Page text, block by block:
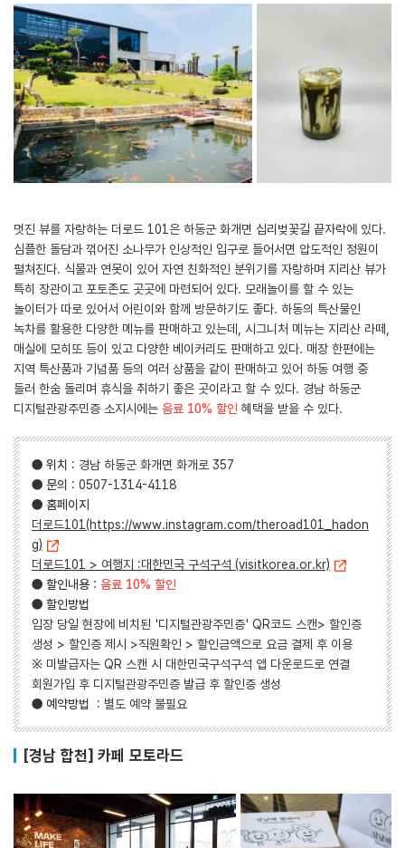
멋진 뷰를 자랑하는 더로드 101은 하동군 화개면 십리벚꽃길 끝자락에 있다.
심플한 돌담과 꺾어진 소나무가 인상적인 입구로 들어서면 압도적인 정원이
펼쳐진다. 식물과 연못이 있어 자연 친화적인 분위기를 자랑하며 지리산 뷰가
특히 장관이고 포토존도 곳곳에 마련되어 있다. 모래놀이를 할 수 있는
놀이터가 따로 있어서 어린이와 함께 방문하기도 좋다. 하동의 특산물인
녹차를 활용한 다양한 메뉴를 판매하고 있는데, 시그니처 메뉴는 지리산 라떼,
매실에 모히또 등이 있고 다양한 베이커리도 판매하고 있다. 매장 한편에는
지역 특산품과 기념품 등의 여러 상품을 같이 판매하고 있어 하동 여행 중
들러 한숨 돌리며 휴식을 취하기 좋은 곳이라고 할 수 있다. 경남 하동군
디지털관광주민증 소지시에는 음료 10% 할인 혜택을 받을 수 있다.
● 위치 : 경남 하동군 화개면 화개로 357
● 문의 : 0507-1314-4118
● 홈페이지
더로드101(https://www.instagram.com/theroad101_hadon
g)
더로드101 > 여행지 :대한민국 구석구석 (visitkorea.or.kr)
● 할인내용 : 음료 10% 할인
● 할인방법
입장 당일 현장에 비치된 '디지털관광주민증' QR코드 스캔> 할인증
생성 > 할인증 제시 >직원확인 > 할인금액으로 요금 결제 후 이용
※ 미발급자는 QR 스캔 시 대한민국구석구석 앱 다운로드로 연결
회원가입 후 디지털관광주민증 발급 후 할인증 생성
● 예약방법 : 별도 예약 불필요
[경남 합천] 카페 모토라드